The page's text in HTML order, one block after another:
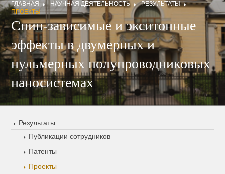
ГЛАВНАЯ НАУЧНАЯ ДЕЯТЕЛЬНОСТЬ
РЕЗУЛЬТАТЫ
ПРОЕКТЫ
Спин-зависимые и экситонные
эффекты в двумерных и
нульмерных полупроводниковых
наносистемах
Результаты
Публикации сотрудников
Патенты
Проекты